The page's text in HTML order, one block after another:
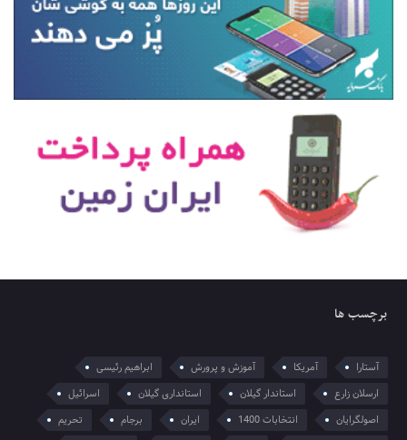
برچسب ها
آستارا آمریکا آموزش و پرورش
ابراهیم رئیسی
ارسلان زارع
استاندار گیلان استانداری گیلان
اسرائیل
اصولگرایان
انتخابات 1400 ایران برجام
تحریم